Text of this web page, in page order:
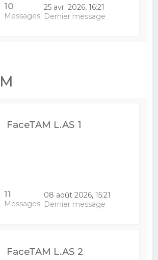
10
Messages
25 avr. 2026, 16:21
Dernier message
FaceTAM L.AS 1
11
Messages
08 août 2026, 15:21
Dernier message
FaceTAM L.AS 2